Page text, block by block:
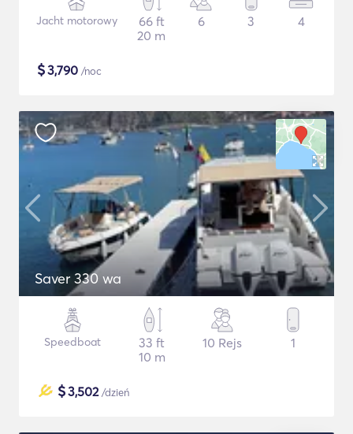
Jacht motorowy
66 ft
20 m
6 3 4
$3,790 /noc
Saver 330 wa
Speedboat
33 ft
10 m
10 Rejs 1
$3,502/dzień